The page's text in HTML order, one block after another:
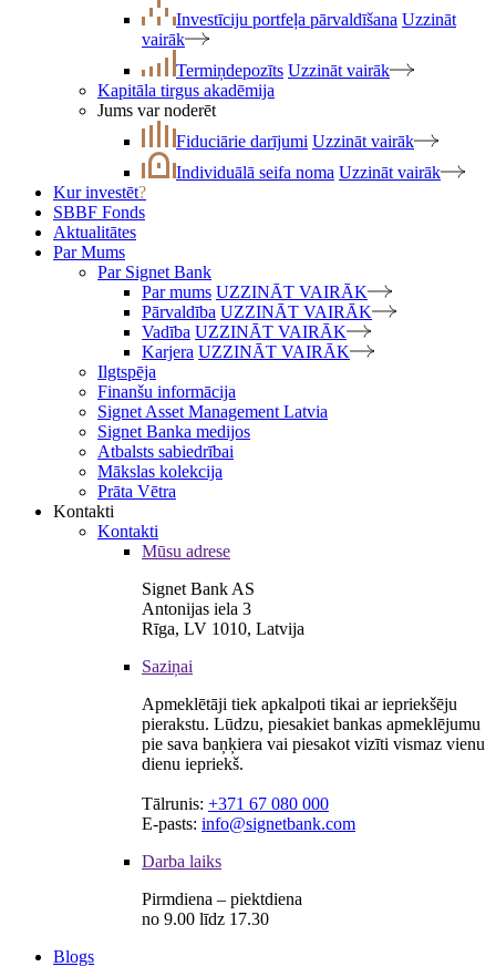
Investīciju portfeļa pārvaldīšana Uzzināt
vairāk
Termiņdepozīts Uzzināt vairāk
Kapitāla tirgus akadēmija
Jums var noderēt
Fiduciārie darījumi Uzzināt vairāk
Individuālā seifa noma Uzzināt vairāk
Kur investēt?
SBBF Fonds
Aktualitātes
Par Mums
Par Signet Bank
Par mums UZZINĀT VAIRĀK
Pārvaldība UZZINĀT VAIRĀK
Vadība UZZINĀT VAIRĀK
Karjera UZZINĀT VAIRĀK
Ilgtspēja
Finanšu informācija
Signet Asset Management Latvia
Signet Banka medijos
Atbalsts sabiedrībai
Mākslas kolekcija
Prāta Vētra
Kontakti
Kontakti
Mūsu adrese
Signet Bank AS
Antonijas iela 3
Rīga, LV 1010, Latvija
Saziņai
Apmeklētāji tiek apkalpoti tikai ar iepriekšēju
pierakstu. Lūdzu, piesakiet bankas apmeklējumu
pie sava baņķiera vai piesakot vizīti vismaz vienu
dienu iepriekš.
Tālrunis: +371 67 080 000
E-pasts: info@signetbank.com
Darba laiks
Pirmdiena – piektdiena
no 9.00 līdz 17.30
Blogs